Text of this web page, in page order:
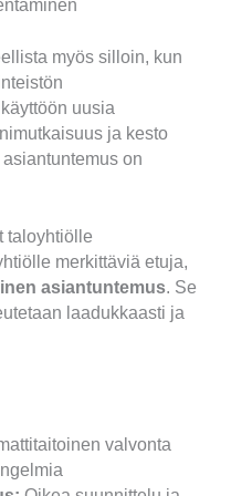
myös silloin, kun
uusia
ja kesto
on
taloyhtiölle
merkittäviä etuja,
asiantuntemus. Se
laadukkaasti ja
valvonta